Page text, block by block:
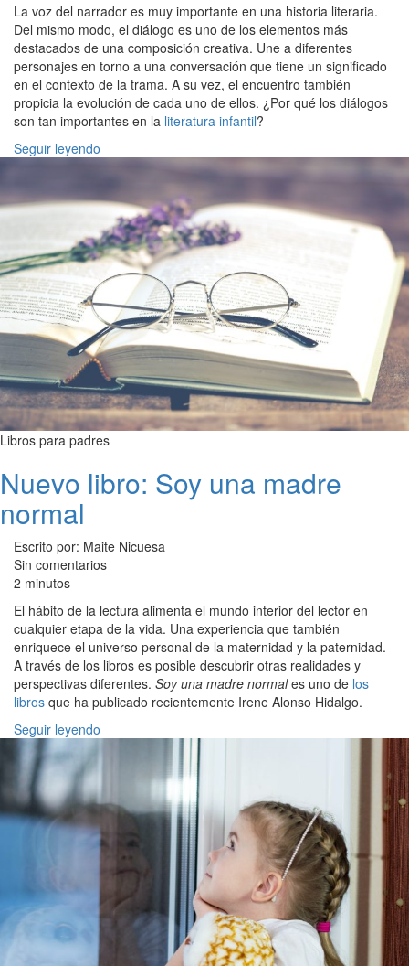
La voz del narrador es muy importante en una historia literaria.
Del mismo modo, el diálogo es uno de los elementos más
destacados de una composición creativa. Une a diferentes
personajes en torno a una conversación que tiene un significado
en el contexto de la trama. A su vez, el encuentro también
propicia la evolución de cada uno de ellos. ¿Por qué los diálogos
son tan importantes en la literatura infantil?
Seguir leyendo
Libros para padres
Nuevo libro: Soy una madre
normal
Escrito por: Maite Nicuesa
Sin comentarios
2 minutos
El hábito de la lectura alimenta el mundo interior del lector en
cualquier etapa de la vida. Una experiencia que también
enriquece el universo personal de la maternidad y la paternidad.
A través de los libros es posible descubrir otras realidades y
perspectivas diferentes. Soy una madre normales uno de los
libros que ha publicado recientemente Irene Alonso Hidalgo.
Seguir leyendo